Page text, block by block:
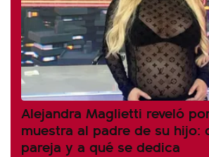
Alejandra Maglietti reveló
muestra al padre de su hijo:
pareja y a qué se dedica